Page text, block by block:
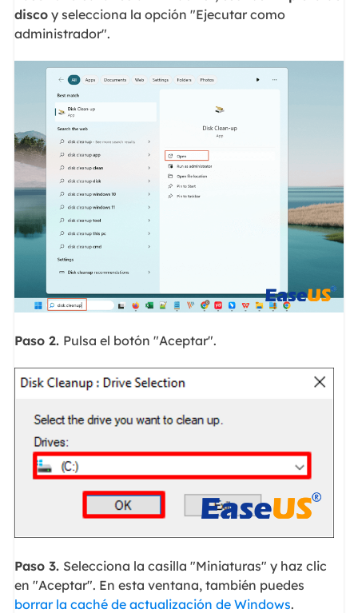
discoy selecciona la opción "Ejecutar como
administrador".
Paso 2. Pulsa el botón "Aceptar".
Paso 3. Selecciona la casilla "Miniaturas" y haz clic
en "Aceptar". En esta ventana, también puedes
borrar la caché de actualización de Windows.